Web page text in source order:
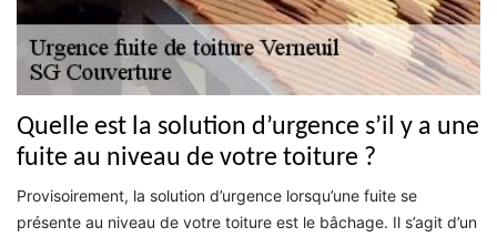
Quelle est la solution d’urgence s’il y a une
fuite au niveau de votre toiture ?
Provisoirement, la solution d’urgence lorsqu’une fuite se
présente au niveau de votre toiture est le bâchage. Il s’agit d’un